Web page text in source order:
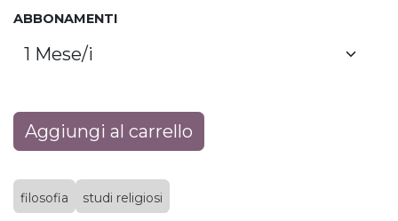
ABBONAMENTI
Aggiungi al carrello
filosofia studi religiosi